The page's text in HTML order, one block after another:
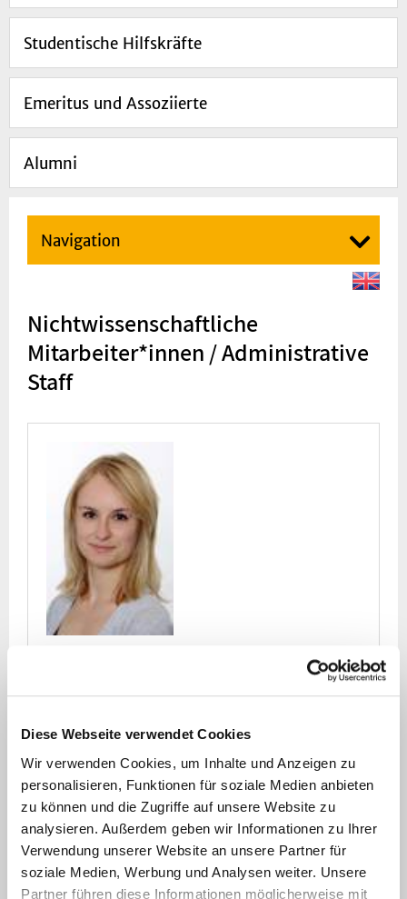
Diese Webseite verwendet Cookies
Wir verwenden Cookies, um Inhalte und Anzeigen zu
personalisieren, Funktionen für soziale Medien anbieten
zu können und die Zugriffe auf unsere Website zu
analysieren. Außerdem geben wir Informationen zu Ihrer
Verwendung unserer Website an unsere Partner für
soziale Medien, Werbung und Analysen weiter. Unsere
Partner führen diese Informationen möglicherweise mit
Studentische Hilfskräfte
Emeritus und Assoziierte
Alumni
Navigation
Nichtwissenschaftliche
Mitarbeiter*innen / Administrative
Staff
Gebäude-Nr.11.54
Etage01
Zimmer-Nr.30
Marika.Schulz@med.uni-
duesseldorf.de